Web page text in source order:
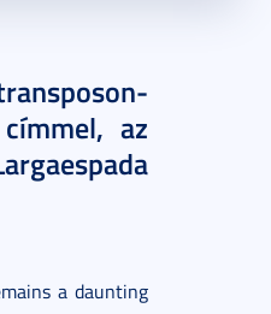
az
a daunting